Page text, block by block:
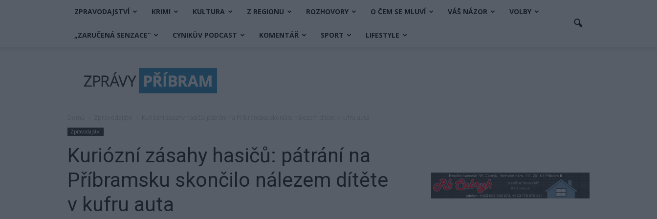
ZPRAVODAJSTVÍ KRIMI KULTURA Z REGIONU ROZHOVORY O ČEM SE MLUVÍ VÁŠ NÁZOR VOLBY
„ZARUČENÁ SENZACE“ CYNIKŮV PODCAST KOMENTÁŘ SPORT LIFESTYLE
Příbram
Zpravodajství
Kuriózní zásahy hasičů: pátrání na
Příbramsku skončilo nálezem dítěte
v kufru auta